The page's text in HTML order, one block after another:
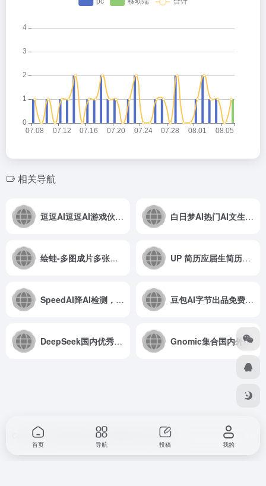
相关导航
逗逗AI逗逗AI游戏伙伴，AI桌宠！ 白日梦AI热门AI文生视频工具
绘蛙-多图成片多张图片一键生成连贯短片 UP 简历应届生简历、投岗、面试全流程踩坑，一站式解决
SpeedAI降AI检测，毕业论文AI去重，AI生成PPT、献文、学术文档 豆包AI字节出品免费的AI聊天与AI绘画功能
DeepSeek国内优秀人工智能模型，解答复杂问题、写作、编写代码等 Gnomic集合国内外多种大模型的AI平台，稳定性强，无广告
Copyright © 2026 857设计浙ICP备2025146168号
首页 导航 投稿 我的